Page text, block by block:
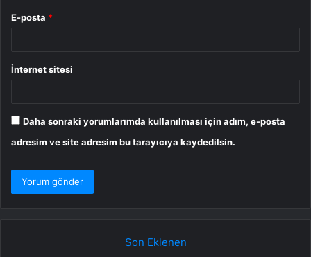
E-posta *
İnternet sitesi
Daha sonraki yorumlarımda kullanılması için adım, e-posta
adresim ve site adresim bu tarayıcıya kaydedilsin.
Son Eklenen